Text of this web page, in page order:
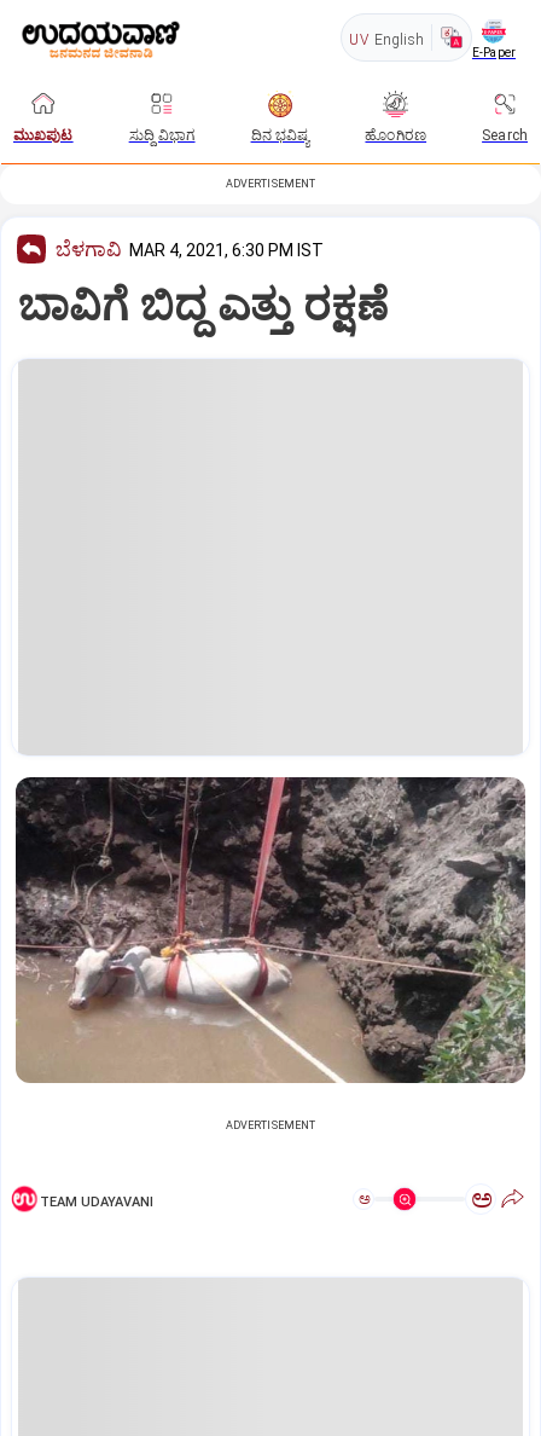
UV English
E-Paper
ಮುಖಪುಟ ಸುದ್ದಿ ವಿಭಾಗ ದಿನ ಭವಿಷ್ಯ ಹೊಂಗಿರಣ Search
ADVERTISEMENT
ಬೆಳಗಾವಿ MAR 4, 2021, 6:30 PM IST
ಬಾವಿಗೆ ಬಿದ್ದ ಎತ್ತು ರಕ್ಷಣೆ
ADVERTISEMENT
TEAM UDAYAVANI ಅ ಅ